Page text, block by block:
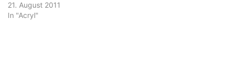
21. August 2011
In "Acryl"